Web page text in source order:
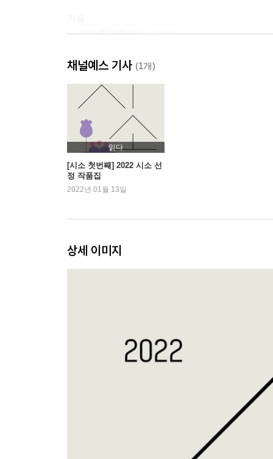
시 김리윤 영원에서 나가기
소설 최은영 답신
인터뷰 최은영 × 김나영 실패와 계속, 사랑하는 너
시 조혜은 모래놀이
인터뷰 조혜은 × 안서현 실패하는 말과 진심의 사랑
소설 염승숙 프리 더 웨일
인터뷰 염승숙 × 조대한 실존의 ‘자리’
채널예스 기사 (1개)
읽다
[시소 첫번째] 2022 시소 선
정 작품집
2022년 01월 13일
상세 이미지